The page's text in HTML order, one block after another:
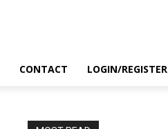
CONTACT LOGIN/REGISTER